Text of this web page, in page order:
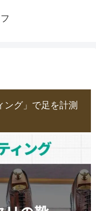
ング」で足を計測